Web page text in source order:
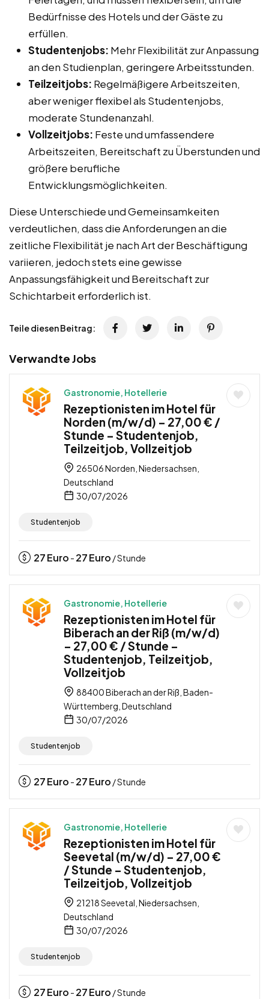
Bedürfnisse des Hotels und der Gäste zu
erfüllen.
Studentenjobs: Mehr Flexibilität zur Anpassung
an den Studienplan, geringere Arbeitsstunden.
Teilzeitjobs: Regelmäßigere Arbeitszeiten,
aber weniger flexibel als Studentenjobs,
moderate Stundenanzahl.
Vollzeitjobs: Feste und umfassendere
Arbeitszeiten, Bereitschaft zu Überstunden und
größere berufliche
Entwicklungsmöglichkeiten.
Diese Unterschiede und Gemeinsamkeiten
verdeutlichen, dass die Anforderungen an die
zeitliche Flexibilität je nach Art der Beschäftigung
variieren, jedoch stets eine gewisse
Anpassungsfähigkeit und Bereitschaft zur
Schichtarbeit erforderlich ist.
Teile diesen Beitrag:
Verwandte Jobs
Gastronomie, Hotellerie
Rezeptionisten im Hotel für
Norden (m/w/d) – 27,00 € /
Stunde – Studentenjob,
Teilzeitjob, Vollzeitjob
26506 Norden, Niedersachsen,
Deutschland
30/07/2026
Studentenjob
27Euro - 27Euro / Stunde
Gastronomie, Hotellerie
Rezeptionisten im Hotel für
Biberach an der Riß (m/w/d)
– 27,00 € / Stunde –
Studentenjob, Teilzeitjob,
Vollzeitjob
88400 Biberach an der Riß, Baden-
Württemberg, Deutschland
30/07/2026
Studentenjob
27Euro - 27Euro / Stunde
Gastronomie, Hotellerie
Rezeptionisten im Hotel für
Seevetal (m/w/d) – 27,00 €
/ Stunde – Studentenjob,
Teilzeitjob, Vollzeitjob
21218 Seevetal, Niedersachsen,
Deutschland
30/07/2026
Studentenjob
27Euro - 27Euro / Stunde